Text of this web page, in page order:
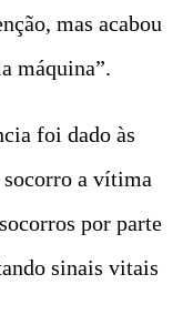
mas acabou
máquina”.
foi dado às
socorro a vítima
por parte
sinais vitais